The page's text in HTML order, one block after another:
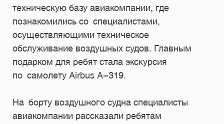
техническую базу авиакомпании, где
познакомились со специалистами,
осуществляющими техническое
обслуживание воздушных судов. Главным
подарком для ребят стала экскурсия
по самолету Airbus A-319.
На борту воздушного судна специалисты
авиакомпании рассказали ребятам